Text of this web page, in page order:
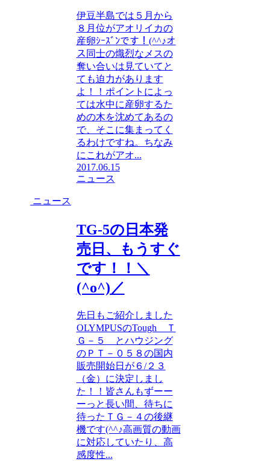
伊豆半島では５月から
８月位がアオリイカの
産卵ｼｰｽﾞﾝです！(^^♪オ
ス同士の熾烈なメスの
奪い合いは見ていてと
ても迫力があります
よ！！ポイントによっ
ては水中に産卵するた
めの木を沈めてあるの
で、そこに集まってく
るわけですね。ちなみ
にこれがアオ...
2017.06.15
ニュース
ニュース
TG-5の日本発
売日、もうすぐ
です！！＼
(^o^)／
先日もご紹介しました
OLYMPUSのTough Ｔ
Ｇ－５ とハウジング
のＰＴ－０５８の国内
販売開始日が６/２３
（金）に決定しまし
た！！皆さんもずーー
ーっと長い間、待ちに
待ったＴＧ－４の後継
機です(^^♪高画質の動画
に対応していたり、高
感度性...